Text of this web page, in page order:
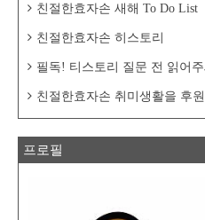
친절한효자손 새해 To Do List
친절한효자손 히스토리
필독! 티스토리 질문 전 읽어
친절한효자손 취미생활을 후
프로필